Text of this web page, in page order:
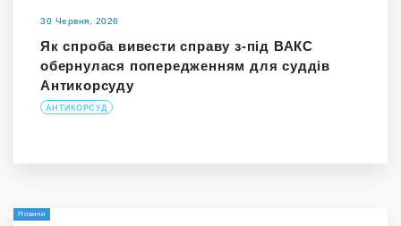
30 Червня, 2026
Як спроба вивести справу з-під ВАКС
обернулася попередженням для суддів
Антикорсуду
АНТИКОРСУД
Новини